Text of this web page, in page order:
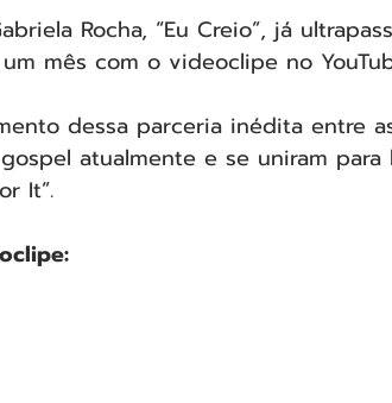
Rocha, “Eu Creio”, já
mês com o videoclipe no
dessa parceria inédita entre
atualmente e se uniram para
It”.